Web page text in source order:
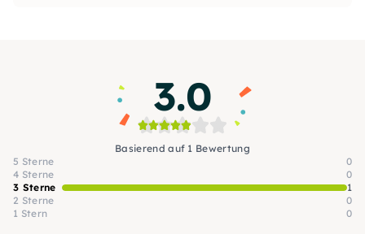
3.0
Basierend auf 1 Bewertung
5 Sterne
0
4 Sterne
0
3 Sterne
1
2 Sterne
0
1 Stern
0